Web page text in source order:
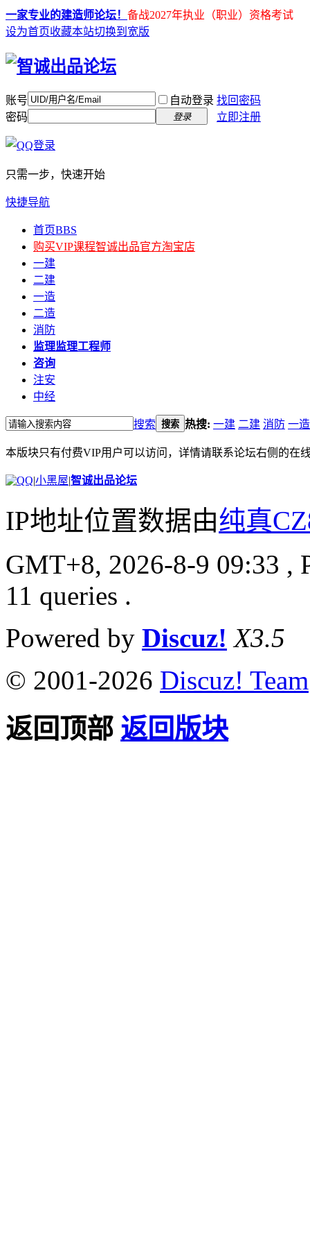
一家专业的建造师论坛！ 备战2027年执业（职业）资格考试
设为首页收藏本站切换到宽版
账号 自动登录 找回密码
密码
登录 立即注册
只需一步，快速开始
快捷导航
首页BBS
购买VIP课程智诚出品官方淘宝店
一建
二建
一造
二造
消防
监理监理工程师
咨询
注安
中经
搜索 搜索 热搜: 一建 二建 消防 一造
本版块只有付费VIP用户可以访问，详情请联系论坛右侧的在
|小黑屋|智诚出品论坛
IP地址位置数据由纯真
GMT+8, 2026-8-9 09:33 ,
11 queries .
Powered by Discuz! X3.5
© 2001-2026 Discuz! Team
返回顶部 返回版块